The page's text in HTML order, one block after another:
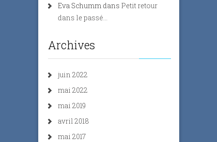
Eva Schumm dans Petit retour
dans le passé…
Archives
juin 2022
mai 2022
mai 2019
avril 2018
mai 2017